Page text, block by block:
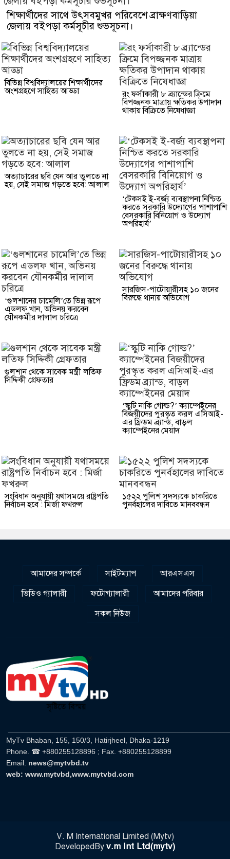
শিক্ষার্থীদের সাথে উৎসবমুখর পরিবেশে ব্রাক্ষণবাড়িয়া
জেলায় বইপড়া কর্মসূচীর শুভসূচনা।
বিভিন্ন বিশ্ববিদ্যালয়ের শিক্ষার্থীদের
অংশগ্রহণে সাহিত্য আড্ডা
রং ফর্সাকারী ৮ ব্র্যান্ডের ক্রিমে
বিপজ্জনক মাত্রায় ক্ষতিকর উপাদান
থাকায় বিক্রিতে নিষেধাজ্ঞা
অত্যাচারের ছবি যেন আর তুলতে না
হয়, সেই সমাজ গড়তে হবে: আলাল
‘টেকসই ই-বর্জ্য ব্যবস্থাপনা নিশ্চিত
করতে সরকারি উদ্যোগের পাশাপাশি
বেসরকারি বিনিয়োগ ও উদ্যোগ
অপরিহার্য’
‘গুলশানের চামেলি’তে ভিন্ন রূপে
এডলফ খান, অভিনয় করবেন
যৌনকর্মীর দালাল চরিত্রে
সারজিস-পাটোয়ারীসহ ১০ জনের
বিরুদ্ধে থানায় অভিযোগ
গুলশান থেকে সাবেক মন্ত্রী লতিফ
সিদ্দিকী গ্রেফতার
‘স্কুটি নাকি গোল্ড?’ ক্যাম্পেইনের
বিজয়ীদের পুরস্কৃত করল এসিআই-
এর ফ্রিডম ব্র্যান্ড, বাড়ল
ক্যাম্পেইনের মেয়াদ
সংবিধান অনুযায়ী যথাসময়ে রাষ্ট্রপতি
নির্বাচন হবে : মির্জা ফখরুল
১৫২২ পুলিশ সদস্যকে চাকরিতে
পুনর্বহালের দাবিতে মানববন্ধন
আমাদের সম্পর্কে সাইটম্যাপ
আরএসএস
ভিডিও গ্যালারী
ফটোগ্যালারী
আমাদের পরিবার
সকল নিউজ
MyTv Bhaban, 155, 150/3, Hatirjheel, Dhaka-1219
Phone. ☎ +880255128896 ; Fax. +880255128899
Email. news@mytvbd.tv
web: www.mytvbd,www.mytvbd.com
V. M International Limited (Mytv)
DevelopedBy v.m Int Ltd(mytv)